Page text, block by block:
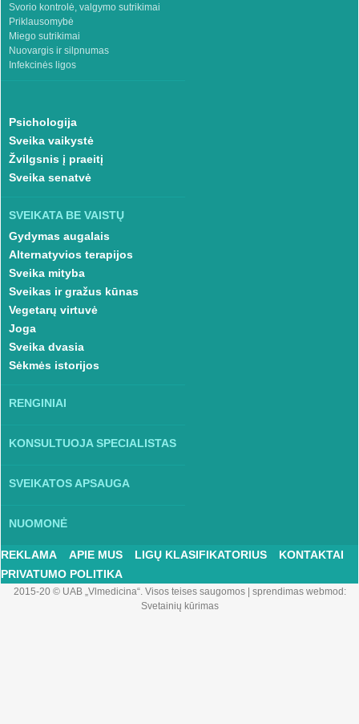
Svorio kontrolė, valgymo sutrikimai
Priklausomybė
Miego sutrikimai
Nuovargis ir silpnumas
Infekcinės ligos
Psichologija
Sveika vaikystė
Žvilgsnis į praeitį
Sveika senatvė
SVEIKATA BE VAISTŲ
Gydymas augalais
Alternatyvios terapijos
Sveika mityba
Sveikas ir gražus kūnas
Vegetarų virtuvė
Joga
Sveika dvasia
Sėkmės istorijos
RENGINIAI
KONSULTUOJA SPECIALISTAS
SVEIKATOS APSAUGA
NUOMONĖ
REKLAMA APIE MUS LIGŲ KLASIFIKATORIUS
KONTAKTAI
PRIVATUMO POLITIKA
2015-20 © UAB „Vlmedicina“. Visos teises saugomos| sprendimas webmod:
Svetainių kūrimas